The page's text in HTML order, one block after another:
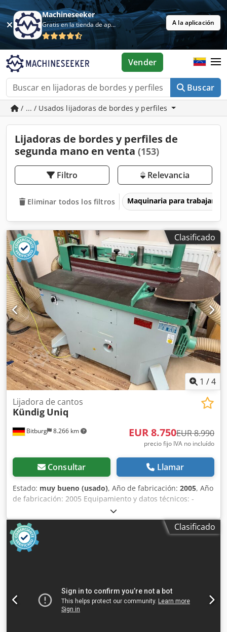
Machineseeker
Gratis en la tienda de aplicaciones A la aplicación
Buscar
Vender
/ ... / Usados lijadoras de bordes y perfiles
Lijadoras de bordes y perfiles de
segunda mano en venta (153)
Filtro Relevancia
Eliminar todos los filtros Maquinaria para trabajar la
Clasificado
1 /4
Bitburg 8.266 km
Lijadora de cantos
Kündig Uniq
EUR 8.750EUR 8.990
precio fijo IVA no incluído
Consultar Llamar
Estado: muy bueno (usado), Año de fabricación: 2005, Año
de fabricación: 2005 Equipamiento y datos técnicos: -
Operable en ambos lados, con superficie de lijado plana y
de contacto - Dimensiones de la banda de lijado: 200 x
2000 mm - Motor de accionamiento de la banda: 3 kW -
Carrera de oscilación programable: 10-90 mm - Unidad de
lijado con ajuste motorizado en ángulo, hasta 45 grados -
banda - Chasis Dimensiones (largo x ancho x alto): 1800 x
1000 x 1500 mm Peso: 610 kg Ubicación: disponible en el
almacén 54634 Bitburg Disponibilidad: inmediata Djdpfx
Clasificado